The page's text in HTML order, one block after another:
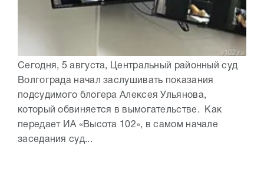
Сегодня, 5 августа, Центральный районный суд
Волгограда начал заслушивать показания
подсудимого блогера Алексея Ульянова,
который обвиняется в вымогательстве. Как
передает ИА «Высота 102», в самом начале
заседания суд...